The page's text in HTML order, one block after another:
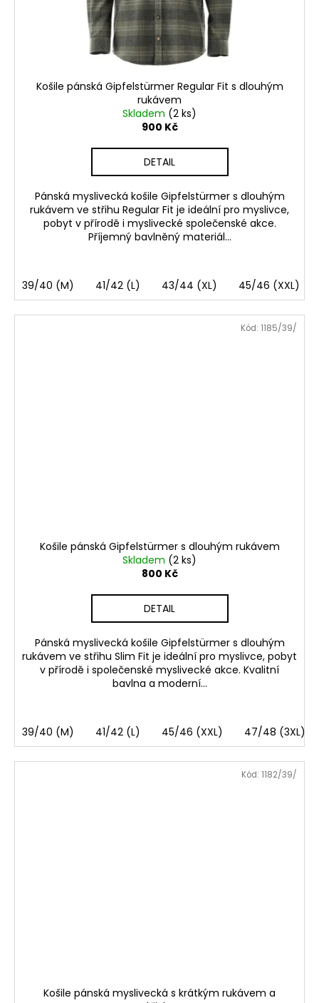
Košile pánská Gipfelstürmer Regular Fit s dlouhým
rukávem
Skladem (2 ks)
900 Kč
DETAIL
Pánská myslivecká košile Gipfelstürmer s dlouhým
rukávem ve střihu Regular Fit je ideální pro myslivce,
pobyt v přírodě i myslivecké společenské akce.
Příjemný bavlněný materiál...
39/40 (M) 41/42 (L) 43/44 (XL) 45/46 (XXL)
Košile pánská Gipfelstürmer s dlouhým rukávem
Skladem (2 ks)
800 Kč
DETAIL
Pánská myslivecká košile Gipfelstürmer s dlouhým
rukávem ve střihu Slim Fit je ideální pro myslivce, pobyt
v přírodě i společenské myslivecké akce. Kvalitní
bavlna a moderní...
39/40 (M) 41/42 (L) 45/46 (XXL) 47/48 (3XL)
Kód: 1185/39/
Košile pánská myslivecká s krátkým rukávem a
Kód: 1182/39/